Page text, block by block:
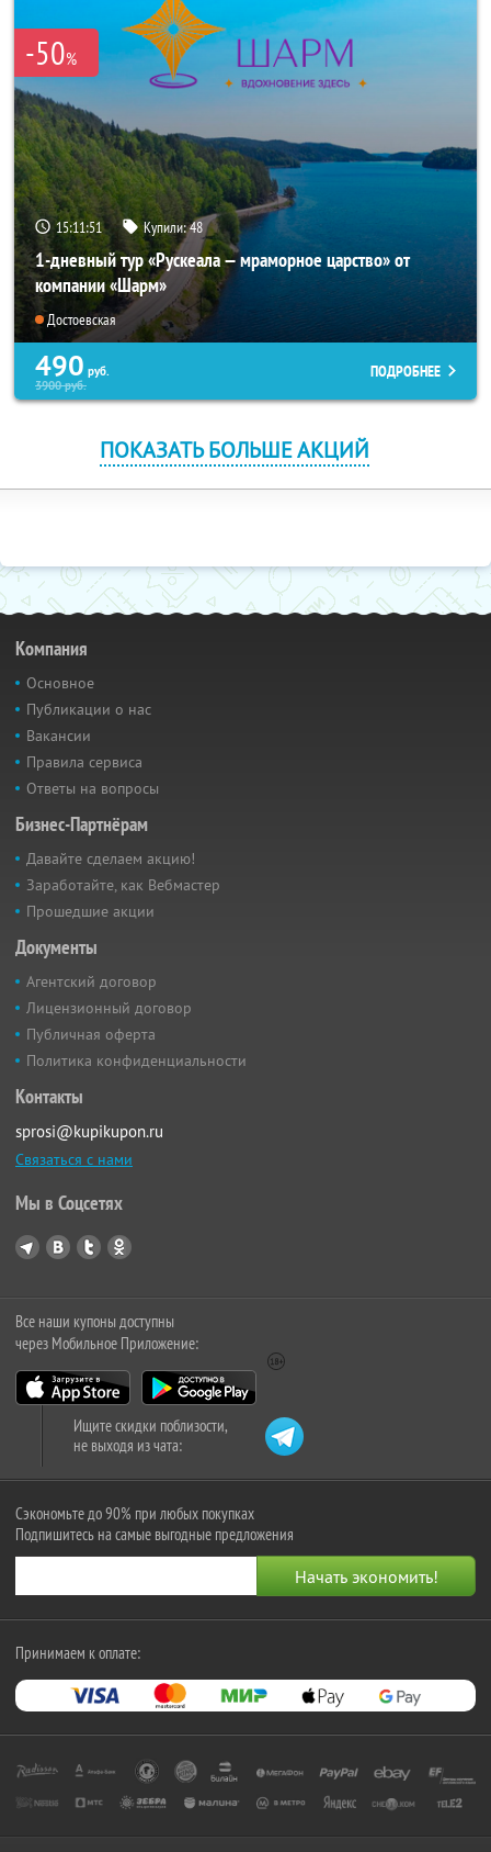
-50%
15:11:50 Купили:48
1-дневный тур «Рускеала — мраморное царство» от
компании «Шарм»
Достоевская
490 руб.
3900руб.
ПОДРОБНЕЕ
ПОКАЗАТЬ БОЛЬШЕ АКЦИЙ
Компания
Основное
Публикации о нас
Вакансии
Правила сервиса
Ответы на вопросы
Бизнес-Партнёрам
Давайте сделаем акцию!
Заработайте, как Вебмастер
Прошедшие акции
Документы
Агентский договор
Лицензионный договор
Публичная оферта
Политика конфиденциальности
Контакты
sprosi@kupikupon.ru
Связаться с нами
Мы в Соцсетях
Все наши купоны доступны
через Мобильное Приложение:
Ищите скидки поблизости,
не выходя из чата:
Сэкономьте до 90% при любых покупках
Подпишитесь на самые выгодные предложения
Принимаем к оплате: